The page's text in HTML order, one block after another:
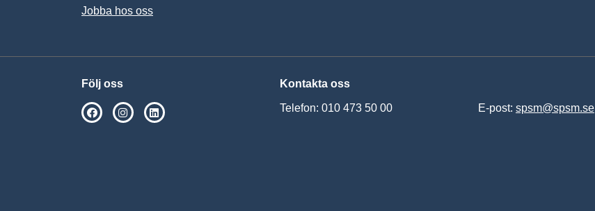
Jobba hos oss
Följ oss
SPSM på Facebook
SPSM på Instagram
Kontakta oss
Telefon: 010 473 50 00 E-post: spsm@spsm.se